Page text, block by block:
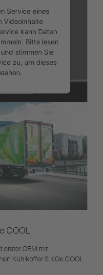
Service eines
Videoinhalte
kann Daten
Bitte lesen
stimmen Sie
zu, um dieses
Consent
COOL
erster OEM mit
Kühlkoffer S.KOe COOL